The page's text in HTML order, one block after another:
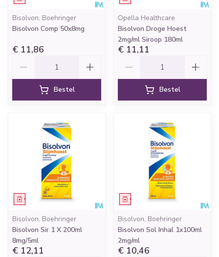
Bisolvon, Boehringer
Bisolvon Comp 50x8mg
€ 11,86
Bestel
Opella Healthcare
Bisolvon Droge Hoest
2mg/ml Siroop 180ml
€ 11,11
Bestel
Geneesmiddel
Bisolvon, Boehringer
Bisolvon Sir 1 X 200ml
8mg/5ml
€ 12,11
Geneesmiddel
Bisolvon, Boehringer
Bisolvon Sol Inhal 1x100ml
2mg/ml
€ 10,46